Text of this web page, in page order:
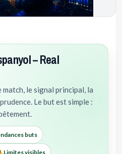
– Real
match, le signal principal, la
Le but est simple :
buts
Limites visibles